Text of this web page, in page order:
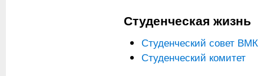
Студенческая жизнь
Студенческий совет ВМК
Студенческий комитет